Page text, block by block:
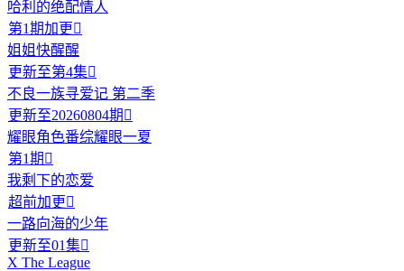
哈利的绝配情人
第1期加更 
姐姐快醒醒
更新至第4集
不良一族寻爱记 第二季
更新至20260804期 
耀眼角色番综耀眼一夏
第1期 
我剩下的恋爱
超前加更 
一路向海的少年
更新至01集
X The League